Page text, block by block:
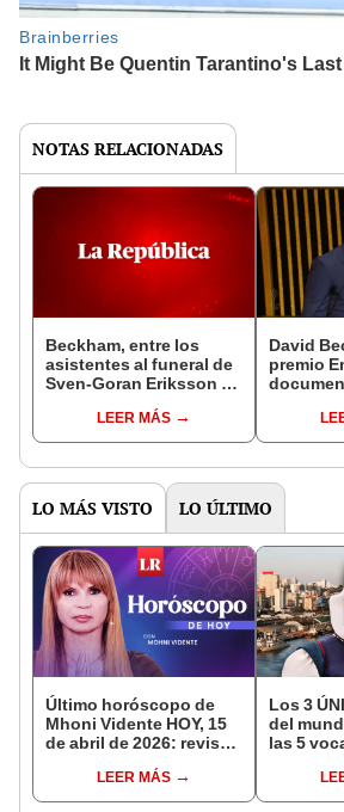
NOTAS RELACIONADAS
Beckham, entre los
asistentes al funeral de
Sven-Goran Eriksson en
LEER MÁS
David
premio
LO MÁS VISTO LO ÚLTIMO
Último horóscopo de
Mhoni Vidente HOY, 15
de abril de 2026: revisa
signo y entérate si te
espera un día
LEER MÁS
Los 3
del
las 5
con uno